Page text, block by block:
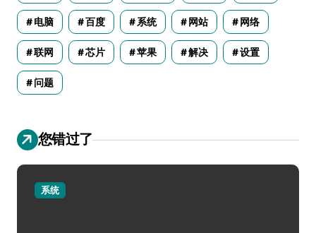
电脑 百度 系统 网站 网络
联网 芯片 苹果 解决 设置
问题
您错过了
系统